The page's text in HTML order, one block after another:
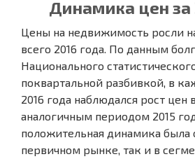
Динамика цен за
Цены на недвижимость росли
всего 2016 года. По данным
Национального
поквартальной разбивкой, в
2016 года наблюдался рост цен
аналогичным периодом 2015
положительная динамика была
первичном рынке, так и в